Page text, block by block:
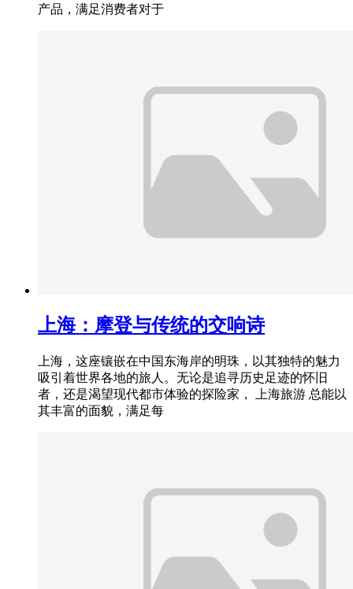
产品，满足消费者对于
上海：摩登与传统的交响诗
上海，这座镶嵌在中国东海岸的明珠，以其独特的魅力
吸引着世界各地的旅人。无论是追寻历史足迹的怀旧
者，还是渴望现代都市体验的探险家， 上海旅游 总能以
其丰富的面貌，满足每